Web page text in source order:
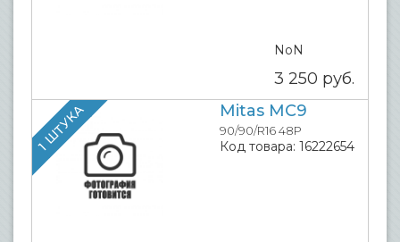
NoN
3 250 руб.
1 ШТУКА Mitas MC9
90/90/R16 48P
Код товара: 16222654